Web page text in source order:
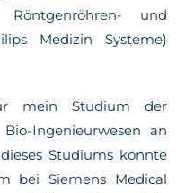
Röntgenröhren- und
Medizin Systeme)
mein Studium der
Ingenieurwesen an
Studiums konnte
bei Siemens Medical